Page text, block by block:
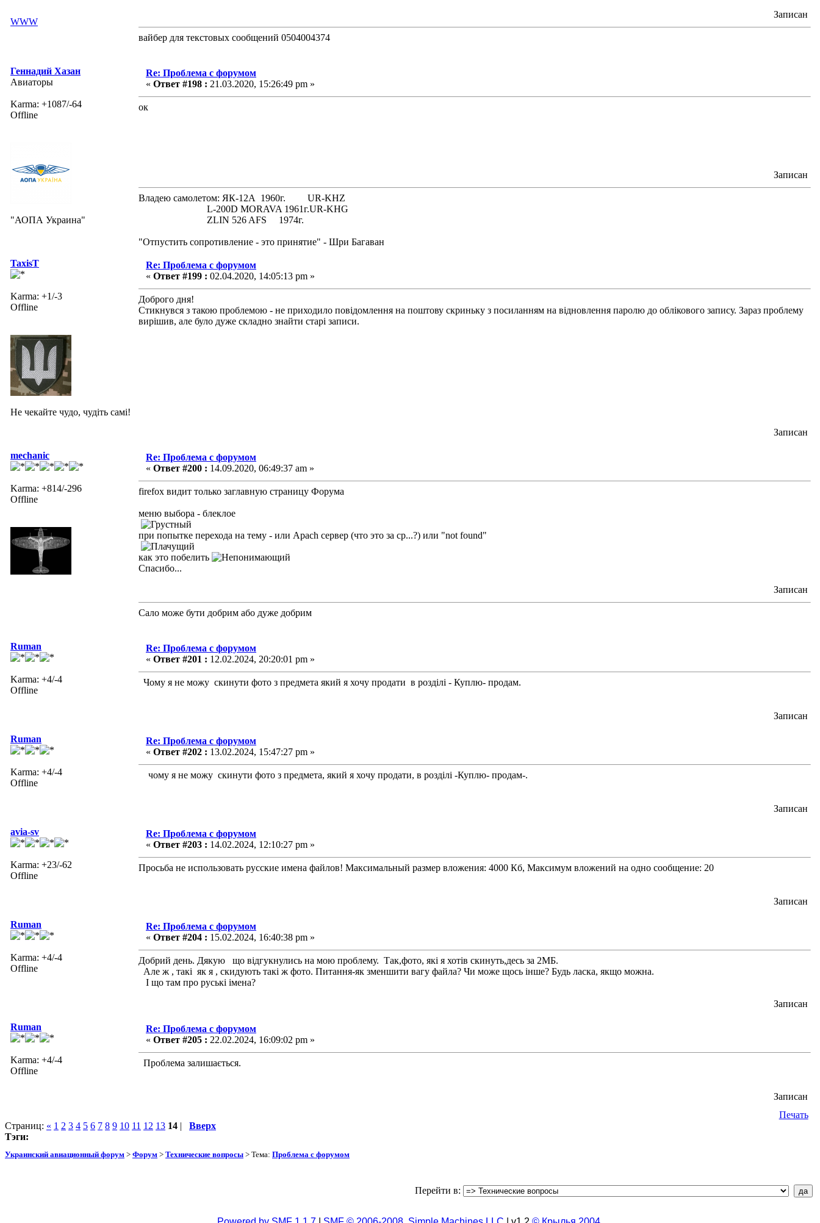
WWW
Записан
вайбер для текстовых сообщений 0504004374
Геннадий Хазан
Авиаторы
Karma: +1087/-64
Offline
"АОПА Украина"
Re: Проблема с форумом
« Ответ #198 : 21.03.2020, 15:26:49 pm »
ок
Записан
Владею самолетом: ЯК-12А 1960г. UR-KHZ
L-200D MORAVA 1961г.UR-KHG
ZLIN 526 AFS 1974г.
"Отпустить сопротивление - это принятие" - Шри Багаван
TaxisT
Karma: +1/-3
Offline
Не чекайте чудо, чудіть самі!
Re: Проблема с форумом
« Ответ #199 : 02.04.2020, 14:05:13 pm »
Доброго дня!
Стикнувся з такою проблемою - не приходило повідомлення на поштову скриньку з посиланням на відновлення паролю до облікового запису. Зараз проблему
вирішив, але було дуже складно знайти старі записи.
Записан
mechanic
Karma: +814/-296
Offline
Re: Проблема с форумом
« Ответ #200 : 14.09.2020, 06:49:37 am »
firefox видит только заглавную страницу Форума
меню выбора - блеклое
при попытке перехода на тему - или Apach сервер (что это за ср...?) или "not found"
как это побелить
Спасибо...
Записан
Сало може бути добрим або дуже добрим
Ruman
Karma: +4/-4
Offline
Re: Проблема с форумом
« Ответ #201 : 12.02.2024, 20:20:01 pm »
Чому я не можу скинути фото з предмета який я хочу продати в розділі - Куплю- продам.
Записан
Ruman
Karma: +4/-4
Offline
Re: Проблема с форумом
« Ответ #202 : 13.02.2024, 15:47:27 pm »
чому я не можу скинути фото з предмета, який я хочу продати, в розділі -Куплю- продам-.
Записан
avia-sv
Karma: +23/-62
Offline
Re: Проблема с форумом
« Ответ #203 : 14.02.2024, 12:10:27 pm »
Просьба не использовать русские имена файлов! Максимальный размер вложения: 4000 Кб, Максимум вложений на одно сообщение: 20
Записан
Ruman
Karma: +4/-4
Offline
Re: Проблема с форумом
« Ответ #204 : 15.02.2024, 16:40:38 pm »
Добрий день. Дякую що відгукнулись на мою проблему. Так,фото, які я хотів скинуть,десь за 2МБ.
Але ж , такі як я , скидують такі ж фото. Питання-як зменшити вагу файла? Чи може щось інше? Будь ласка, якщо можна.
І що там про руські імена?
Записан
Ruman
Karma: +4/-4
Offline
Re: Проблема с форумом
« Ответ #205 : 22.02.2024, 16:09:02 pm »
Проблема залишається.
Записан
Печать
Страниц: « 1 2 3 4 5 6 7 8 9 10 11 12 13 14 | Вверх
Тэги:
Украинский авиационный форум > Форум > Технические вопросы > Тема: Проблема с форумом
Перейти в: